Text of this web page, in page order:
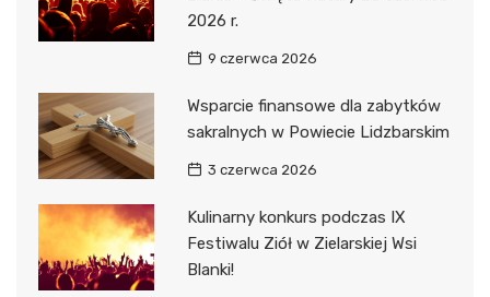
2026 r.
9 czerwca 2026
Wsparcie finansowe dla zabytków
sakralnych w Powiecie Lidzbarskim
3 czerwca 2026
Kulinarny konkurs podczas IX
Festiwalu Ziół w Zielarskiej Wsi
Blanki!